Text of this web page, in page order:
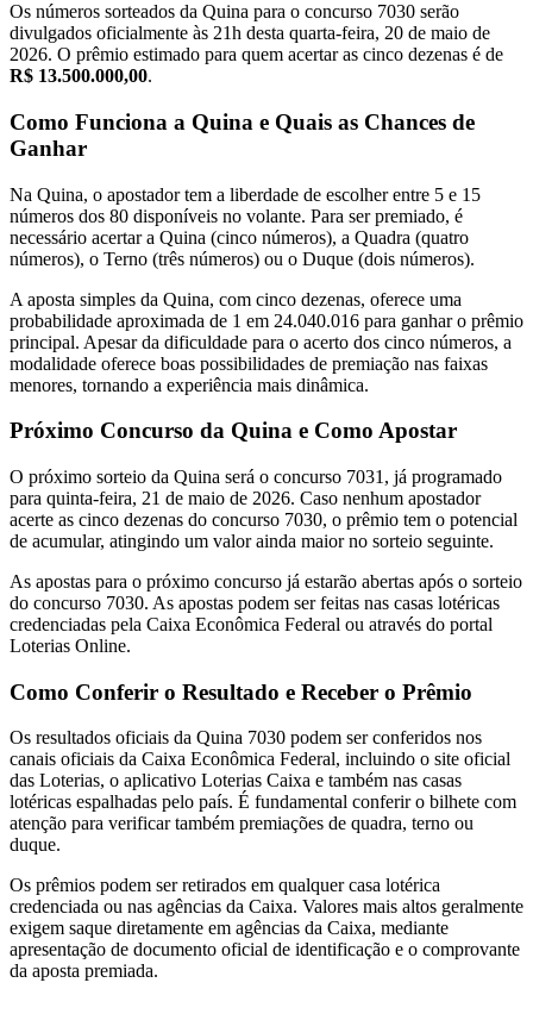
Os números sorteados da Quina para o concurso 7030 serão
divulgados oficialmente às 21h desta quarta-feira, 20 de maio de
2026. O prêmio estimado para quem acertar as cinco dezenas é de
R$ 13.500.000,00.
Como Funciona a Quina e Quais as Chances de
Ganhar
Na Quina, o apostador tem a liberdade de escolher entre 5 e 15
números dos 80 disponíveis no volante. Para ser premiado, é
necessário acertar a Quina (cinco números), a Quadra (quatro
números), o Terno (três números) ou o Duque (dois números).
A aposta simples da Quina, com cinco dezenas, oferece uma
probabilidade aproximada de 1 em 24.040.016 para ganhar o prêmio
principal. Apesar da dificuldade para o acerto dos cinco números, a
modalidade oferece boas possibilidades de premiação nas faixas
menores, tornando a experiência mais dinâmica.
Próximo Concurso da Quina e Como Apostar
O próximo sorteio da Quina será o concurso 7031, já programado
para quinta-feira, 21 de maio de 2026. Caso nenhum apostador
acerte as cinco dezenas do concurso 7030, o prêmio tem o potencial
de acumular, atingindo um valor ainda maior no sorteio seguinte.
As apostas para o próximo concurso já estarão abertas após o sorteio
do concurso 7030. As apostas podem ser feitas nas casas lotéricas
credenciadas pela Caixa Econômica Federal ou através do portal
Loterias Online.
Como Conferir o Resultado e Receber o Prêmio
Os resultados oficiais da Quina 7030 podem ser conferidos nos
canais oficiais da Caixa Econômica Federal, incluindo o site oficial
das Loterias, o aplicativo Loterias Caixa e também nas casas
lotéricas espalhadas pelo país. É fundamental conferir o bilhete com
atenção para verificar também premiações de quadra, terno ou
duque.
Os prêmios podem ser retirados em qualquer casa lotérica
credenciada ou nas agências da Caixa. Valores mais altos geralmente
exigem saque diretamente em agências da Caixa, mediante
apresentação de documento oficial de identificação e o comprovante
da aposta premiada.